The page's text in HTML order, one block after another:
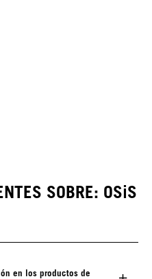
SOBRE: OSiS
en los productos de